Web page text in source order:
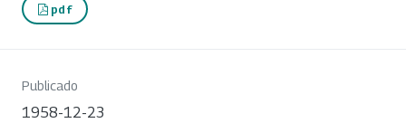
pdf
Publicado
1958-12-23